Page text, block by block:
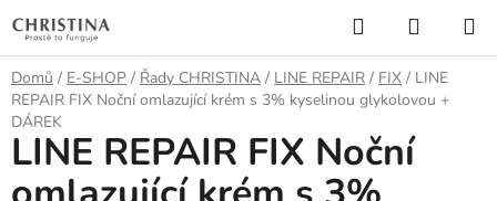
na
obsah
Hledat
KOŠÍK
Domů / E-SHOP / Řady CHRISTINA / LINE REPAIR / FIX / LINE
REPAIR FIX Noční omlazující krém s 3% kyselinou glykolovou +
DÁREK
LINE REPAIR FIX Noční